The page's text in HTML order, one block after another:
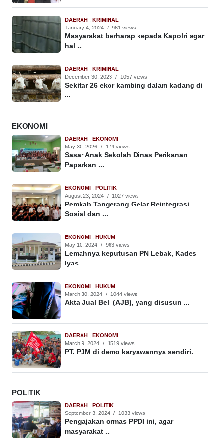
DAERAH , KRIMINAL
January 4, 2024 / 961 views
Masyarakat berharap kepada Kapolri agar
hal ...
DAERAH , KRIMINAL
December 30, 2023 / 1057 views
Sekitar 26 ekor kambing dalam kadang di
...
EKONOMI
DAERAH , EKONOMI
May 30, 2026 / 174 views
Sasar Anak Sekolah Dinas Perikanan
Paparkan ...
EKONOMI , POLITIK
August 23, 2024 / 1027 views
Pemkab Tangerang Gelar Reintegrasi
Sosial dan ...
EKONOMI , HUKUM
May 10, 2024 / 963 views
Lemahnya keputusan PN Lebak, Kades
Iyas ...
EKONOMI , HUKUM
March 30, 2024 / 1044 views
Akta Jual Beli (AJB), yang disusun ...
DAERAH , EKONOMI
March 9, 2024 / 1519 views
PT. PJM di demo karyawannya sendiri.
POLITIK
DAERAH , POLITIK
September 3, 2024 / 1033 views
Pengajakan ormas PPDI ini, agar
masyarakat ...